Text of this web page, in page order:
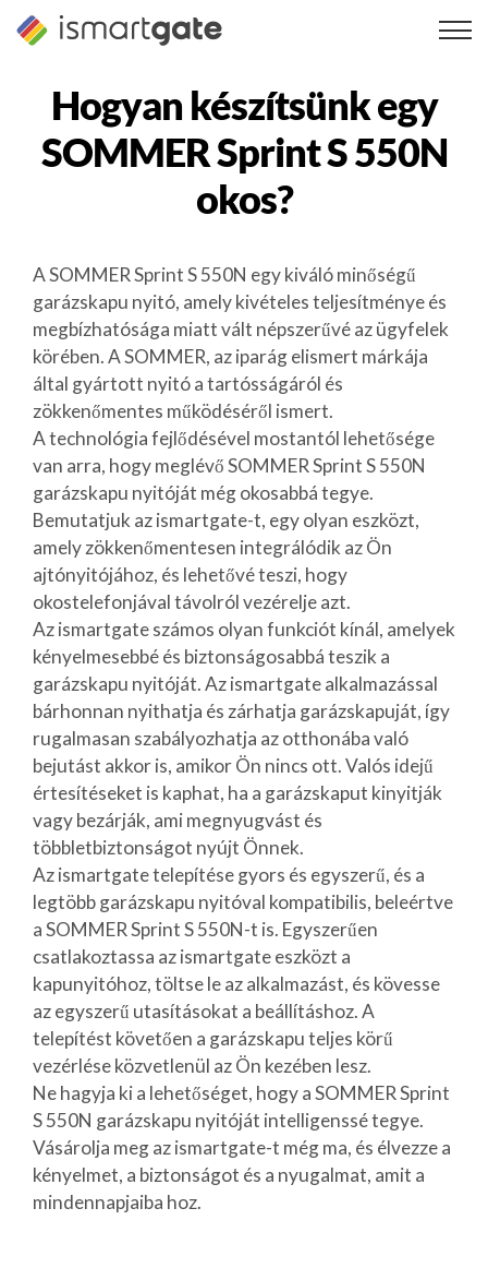
Ugrás
Hogyan készítsünk egy
SOMMER Sprint S 550N
okos?
A SOMMER Sprint S 550N egy kiváló minőségű
garázskapu nyitó, amely kivételes teljesítménye és
megbízhatósága miatt vált népszerűvé az ügyfelek
körében. A SOMMER, az iparág elismert márkája
által gyártott nyitó a tartósságáról és
zökkenőmentes működéséről ismert.
A technológia fejlődésével mostantól lehetősége
van arra, hogy meglévő SOMMER Sprint S 550N
garázskapu nyitóját még okosabbá tegye.
Bemutatjuk az ismartgate-t, egy olyan eszközt,
amely zökkenőmentesen integrálódik az Ön
ajtónyitójához, és lehetővé teszi, hogy
okostelefonjával távolról vezérelje azt.
Az ismartgate számos olyan funkciót kínál, amelyek
kényelmesebbé és biztonságosabbá teszik a
garázskapu nyitóját. Az ismartgate alkalmazással
bárhonnan nyithatja és zárhatja garázskapuját, így
rugalmasan szabályozhatja az otthonába való
bejutást akkor is, amikor Ön nincs ott. Valós idejű
értesítéseket is kaphat, ha a garázskaput kinyitják
vagy bezárják, ami megnyugvást és
többletbiztonságot nyújt Önnek.
Az ismartgate telepítése gyors és egyszerű, és a
legtöbb garázskapu nyitóval kompatibilis, beleértve
a SOMMER Sprint S 550N-t is. Egyszerűen
csatlakoztassa az ismartgate eszközt a
kapunyitóhoz, töltse le az alkalmazást, és kövesse
az egyszerű utasításokat a beállításhoz. A
telepítést követően a garázskapu teljes körű
vezérlése közvetlenül az Ön kezében lesz.
Ne hagyja ki a lehetőséget, hogy a SOMMER Sprint
S 550N garázskapu nyitóját intelligenssé tegye.
Vásárolja meg az ismartgate-t még ma, és élvezze a
kényelmet, a biztonságot és a nyugalmat, amit a
mindennapjaiba hoz.